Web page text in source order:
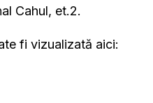
Cahul, et.2.
fi vizualizată aici: